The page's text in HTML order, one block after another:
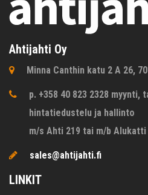
Ahtijahti Oy
Minna Canthin katu 2 A 26,
p. +358 40 823 2328 myynti,
hintatiedustelu ja hallinto
m/s Ahti 219 tai m/b Alukatti
sales@ahtijahti.fi
LINKIT